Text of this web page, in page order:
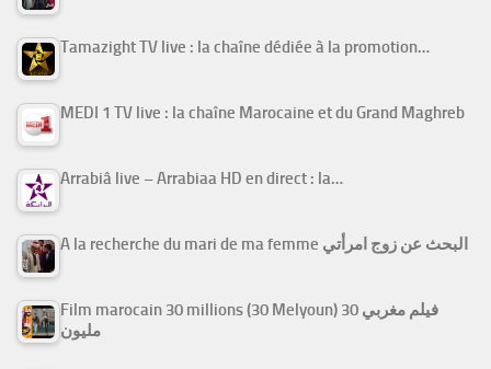
Tamazight TV live : la chaîne dédiée à la promotion…
MEDI 1 TV live : la chaîne Marocaine et du Grand Maghreb
Arrabiâ live – Arrabiaa HD en direct : la…
A la recherche du mari de ma femme البحث عن زوج امرأتي
Film marocain 30 millions (30 Melyoun) فيلم مغربي 30
مليون